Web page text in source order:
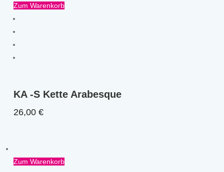
Zum Warenkorb
KA -S Kette Arabesque
26,00€
Zum Warenkorb